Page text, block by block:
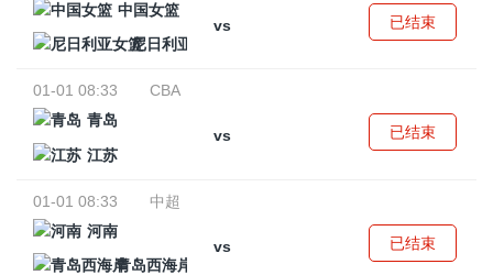
中国女篮
vs
尼日利亚女篮
已结束
01-01 08:33
CBA
青岛
vs
江苏
已结束
01-01 08:33
中超
河南
vs
青岛西海岸
已结束